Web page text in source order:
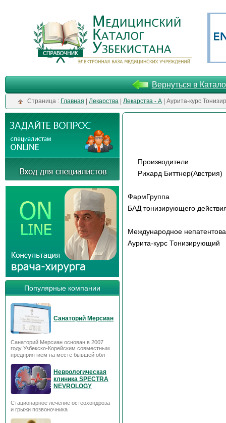
Вернуться в
Cтраница : Главная Лекарства Лекарства - А | Аурита-курс
Популярные компании
Санаторий Мерсиан
Санаторий Мерсиан основан в 2007
году Узбекско-Корейским совместным
предприятием на месте бывшей обл
Неврологическая
клиника SPECTRA
NEVROLOGY
Стационарное лечение остеохондроза
и грыжи позвоночника
Производители
Рихард Биттнер(Австрия)
ФармГруппа
БАД тонизирующего
Международное
Аурита-курс Тонизирующий